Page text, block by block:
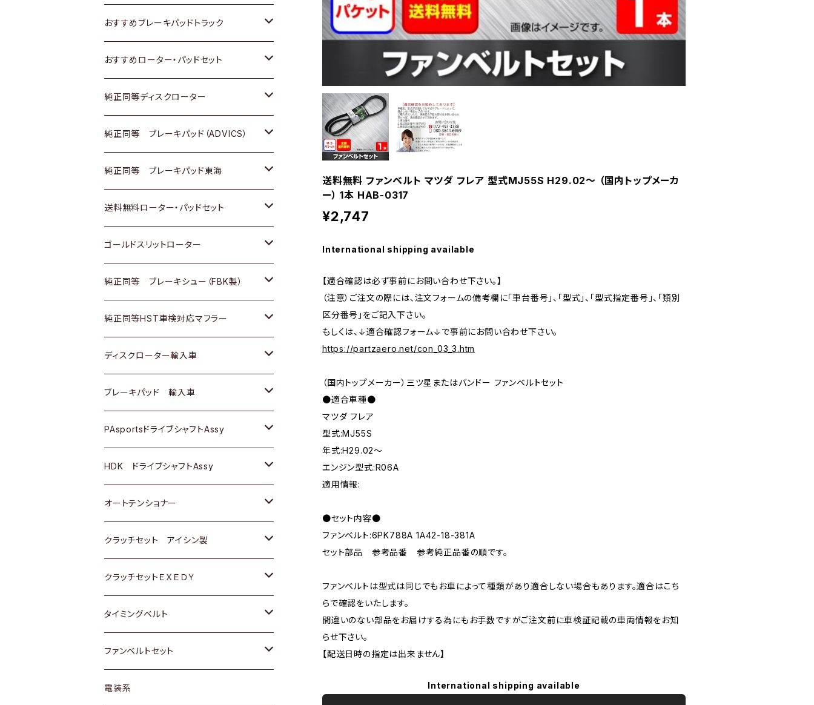
送料無料 ファンベルト マツダ フレア 型式MJ55S H29.02～ （国内トップメーカ
ー） 1本 HAB-0317
¥2,747
International shipping available
【適合確認は必ず事前にお問い合わせ下さい。】
（注意）ご注文の際には、注文フォームの備考欄に「車台番号」、「型式」、「型式指定番号」、「類別
区分番号」をご記入下さい。
もしくは、↓適合確認フォーム↓で事前にお問い合わせ下さい。
https://partzaero.net/con_03_3.htm
（国内トップメーカー）三ツ星またはバンドー ファンベルトセット
●適合車種●
マツダ フレア
型式:MJ55S
年式:H29.02～
エンジン型式:R06A
適用情報:
●セット内容●
ファンベルト:6PK788A 1A42-18-381A
セット部品 参考品番 参考純正品番の順です。
ファンベルトは型式は同じでもお車によって種類があり適合しない場合もあります。適合はこち
らで確認をいたします。
間違いのない部品をお届けする為にもお手数ですがご注文前に車検証記載の車両情報をお知
らせ下さい。
【配送日時の指定は出来ません】
International shipping available
いすゞ
ダイハツ
マツダ
三菱
スバル
日野
三菱ふそう
ＢＭＷ
日産
いすゞ
ダイハツ
マツダ
三菱
日野
三菱ふそう
日産
いすゞ
ダイハツ
三菱
日野
三菱ふそう
その他
ホンダ
スズキ
日産
ダイハツ
マツダ
三菱
スバル
トヨタ
ホンダ
スズキ
日産
いすゞ
ダイハツ
マツダ
三菱
スバル
おすすめブレーキパッドトラック
トヨタ
日産
いすゞ
ダイハツ
マツダ
三菱
おすすめローター・パッドセット
トヨタ
ホンダ
スズキ
日産
ダイハツ
マツダ
三菱
スバル
純正同等ディスクローター
トヨタ
ホンダ
スズキ
日産
いすゞ
ダイハツ
マツダ
三菱
スバル
ＢＥＮＺ
純正同等 ブレーキパッド（ADVICS）
トヨタ
ホンダ
スズキ
日産
ダイハツ
マツダ
三菱
スバル
純正同等 ブレーキパッド東海
トヨタ
ホンダ
日産
いすゞ
ダイハツ
マツダ
三菱
スバル
送料無料ローター・パッドセット
トヨタ
ホンダ
スズキ
日産
ダイハツ
マツダ
三菱
スバル
ゴールドスリットローター
トヨタ
ホンダ
スズキ
日産
ダイハツ
マツダ
三菱
スバル
純正同等 ブレーキシュー（FBK製）
ホンダ
スズキ
日産
ダイハツ
マツダ
三菱
スバル
純正同等HST車検対応マフラー
トヨタ
ホンダ
スズキ
日産
いすゞ
ダイハツ
マツダ
三菱
スバル
日野
ディスクローター輸入車
ＡＵＤＩ
ＢＥＮＺ
ＢＭＷ
GOLF
ＷＡＧＥＮ
アストロ（シボレー）
クライスラー
ブレーキパッド 輸入車
ＢＥＮＺ
ＢＭＷ
ＷＡＧＥＮ
ＶＯＬＶＯ
PAsportsドライブシャフトAssy
トヨタ
ホンダ
スズキ
日産
ダイハツ
マツダ
三菱
HDK ドライブシャフトAssy
スズキ
ダイハツ
日産
ホンダ
マツダ
オートテンショナー
トヨタ
クラッチセット アイシン製
ホンダ
スズキ
ダイハツ
マツダ
クラッチセットＥＸＥＤＹ
ホンダ
スズキ
日産
タイミングベルト
トヨタ
スズキ
ファンベルトセット
トヨタ
電装系